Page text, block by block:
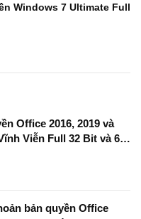
Windows 7 Ultimate Full
Office 2016, 2019 và
Viễn Full 32 Bit và 64
bản quyền Office